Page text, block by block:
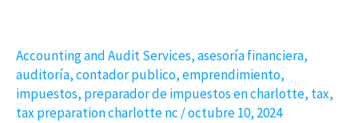
Accounting and Audit Services,asesoría financiera,
auditoría,contador publico,emprendimiento,
impuestos, preparador de impuestos en charlotte, tax,
tax preparation charlotte nc /octubre 10, 2024
que
Quieren
Reducir